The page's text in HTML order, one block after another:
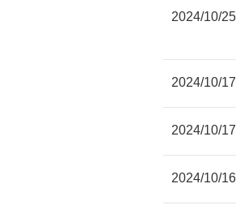
2024/10/25
2024/10/17
2024/10/17
2024/10/16